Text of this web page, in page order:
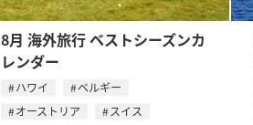
8月 海外旅行 ベストシーズンカ
レンダー
ハワイ
ベルギー
オーストリア
スイス